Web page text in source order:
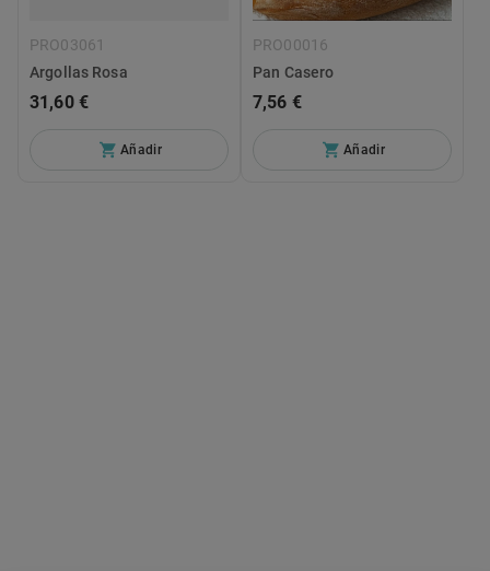
PRO03061
Argollas Rosa
31,60 €
Añadir
PRO00016
Pan Casero
7,56 €
Añadir